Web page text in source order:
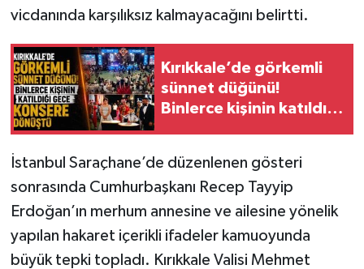
vicdanında karşılıksız kalmayacağını belirtti.
Kırıkkale’de görkemli
sünnet düğünü!
Binlerce kişinin katıldığı
İstanbul Saraçhane’de düzenlenen gösteri
sonrasında Cumhurbaşkanı Recep Tayyip
Erdoğan’ın merhum annesine ve ailesine yönelik
yapılan hakaret içerikli ifadeler kamuoyunda
büyük tepki topladı. Kırıkkale Valisi Mehmet